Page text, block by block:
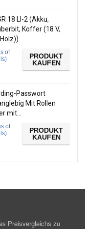
18 LI-2 (Akku,
Koffer (18 V,
of
)
PRODUKT
KAUFEN
Passwort
Mit Rollen
mit…
of
)
PRODUKT
KAUFEN
Preisvergleichs zu